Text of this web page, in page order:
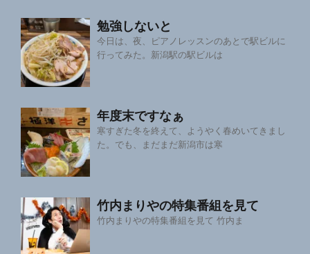
勉強しないと
今日は、夜、ピアノレッスンのあとで駅ビルに
行ってみた。新潟駅の駅ビルは
年度末ですなぁ
寒すぎた冬を終えて、ようやく春めいてきまし
た。でも、まだまだ新潟市は寒
竹内まりやの特集番組を見て
竹内まりやの特集番組を見て 竹内ま